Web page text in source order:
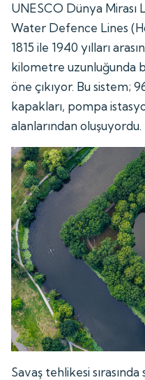
UNESCO Dünya Mirası
Water Defence Lines
1815 ile 1940 yılları
kilometre uzunluğunda
öne çıkıyor. Bu sistem;
kapakları, pompa
alanlarından oluşuyordu.
Savaş tehlikesi